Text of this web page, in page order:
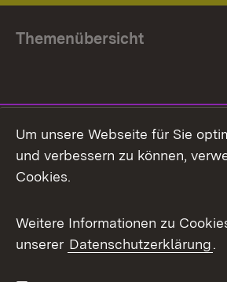
Themenübersicht
Facebook
X / Twitter
Youtube
Um unsere Webseite für Sie
und verbessern zu können,
Cookies.
Weitere Informationen zu
unserer Datenschutzerklärung.